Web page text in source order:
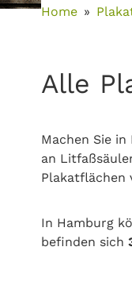
Home
Alle
Machen Sie
an
Plakatflächen
In Hamburg
befinden sich